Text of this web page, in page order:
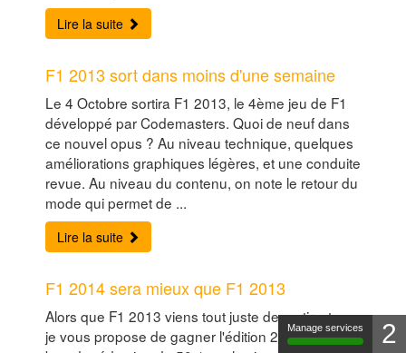
Lire la suite
F1 2013 sort dans moins d'une semaine
Le 4 Octobre sortira F1 2013, le 4ème jeu de F1
développé par Codemasters. Quoi de neuf dans
ce nouvel opus ? Au niveau technique, quelques
améliorations graphiques légères, et une conduite
revue. Au niveau du contenu, on note le retour du
mode qui permet de ...
Lire la suite
F1 2014 sera mieux que F1 2013
Alors que F1 2013 viens tout juste de sortir, et que
je vous propose de gagner l'édition 2012 (ou un
Manage services 2